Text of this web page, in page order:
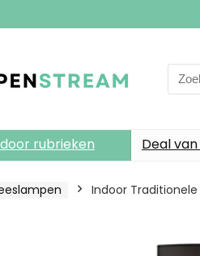
Search
for:
rubrieken Deal
Indoor